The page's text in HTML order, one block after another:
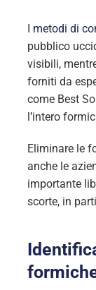
I metodi di
pubblico
visibili,
forniti da
come Best
l’intero
Eliminare le
anche le
importante
scorte, in